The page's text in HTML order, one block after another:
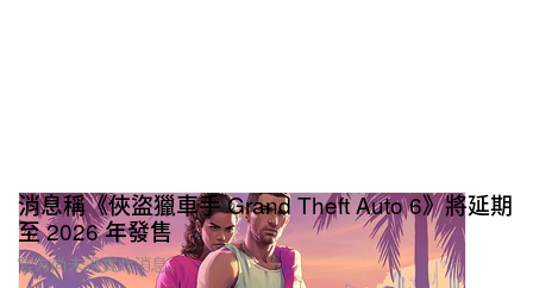
消息稱《俠盜獵車手 Grand Theft Auto 6》將延期
至 2026 年發售
官方尚未證實此消息。